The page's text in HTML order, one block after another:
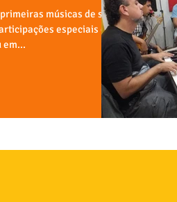
músicas de seu
especiais de
em...